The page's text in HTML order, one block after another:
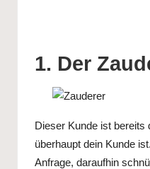
1. Der
Dieser Kunde ist bereits
überhaupt dein Kunde
Anfrage, daraufhin